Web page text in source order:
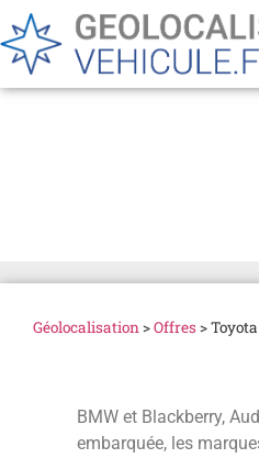
Géolocalisation>Offres >
BMW et Blackberry,
embarquée, les